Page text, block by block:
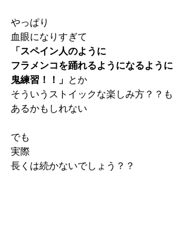
やっぱり
血眼になりすぎて
「スペイン人のように
フラメンコを踊れるようになるように
鬼練習！！」 とか
そういうストイックな楽しみ方？？も
あるかもしれない
でも
実際
長くは続かないでしょう？？